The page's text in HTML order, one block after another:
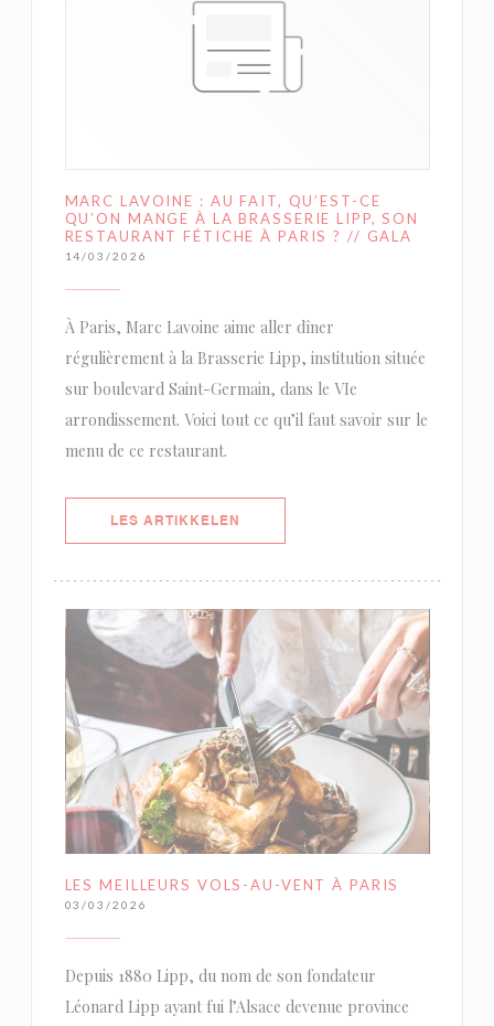
MARC LAVOINE : AU FAIT, QU’EST-CE
QU’ON MANGE À LA BRASSERIE LIPP, SON
RESTAURANT FÉTICHE À PARIS ? // GALA
14/03/2026
À Paris, Marc Lavoine aime aller dîner
régulièrement à la Brasserie Lipp, institution située
sur boulevard Saint-Germain, dans le VIe
arrondissement. Voici tout ce qu’il faut savoir sur le
menu de ce restaurant.
LES ARTIKKELEN
LES MEILLEURS VOLS-AU-VENT À PARIS
03/03/2026
Depuis 1880 Lipp, du nom de son fondateur
Léonard Lipp ayant fui l’Alsace devenue province